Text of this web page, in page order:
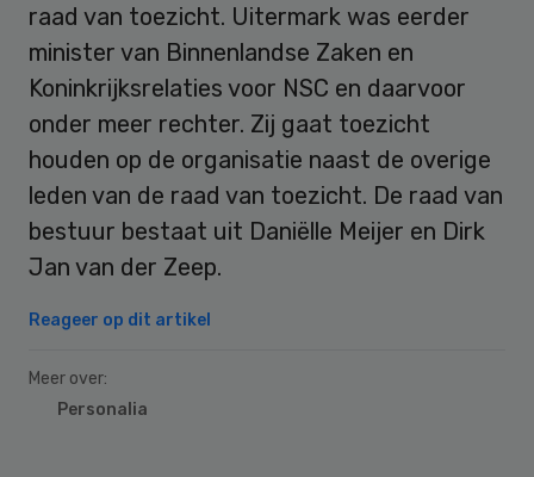
raad van toezicht. Uitermark was eerder
minister van Binnenlandse Zaken en
Koninkrijksrelaties voor NSC en daarvoor
onder meer rechter. Zij gaat toezicht
houden op de organisatie naast de overige
leden van de raad van toezicht. De raad van
bestuur bestaat uit Daniëlle Meijer en Dirk
Jan van der Zeep.
Reageer op dit artikel
Meer over:
Personalia